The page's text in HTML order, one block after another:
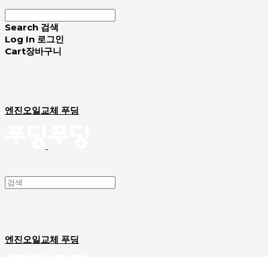
Search 검색
Log In 로그인
Cart장바구니
엔진오일교체 푸딩
엔진오일교체 푸딩